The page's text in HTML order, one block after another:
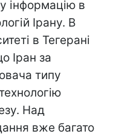
інформацію в
Ірану. В
в Тегерані
Іран за
типу
Над
вже багато